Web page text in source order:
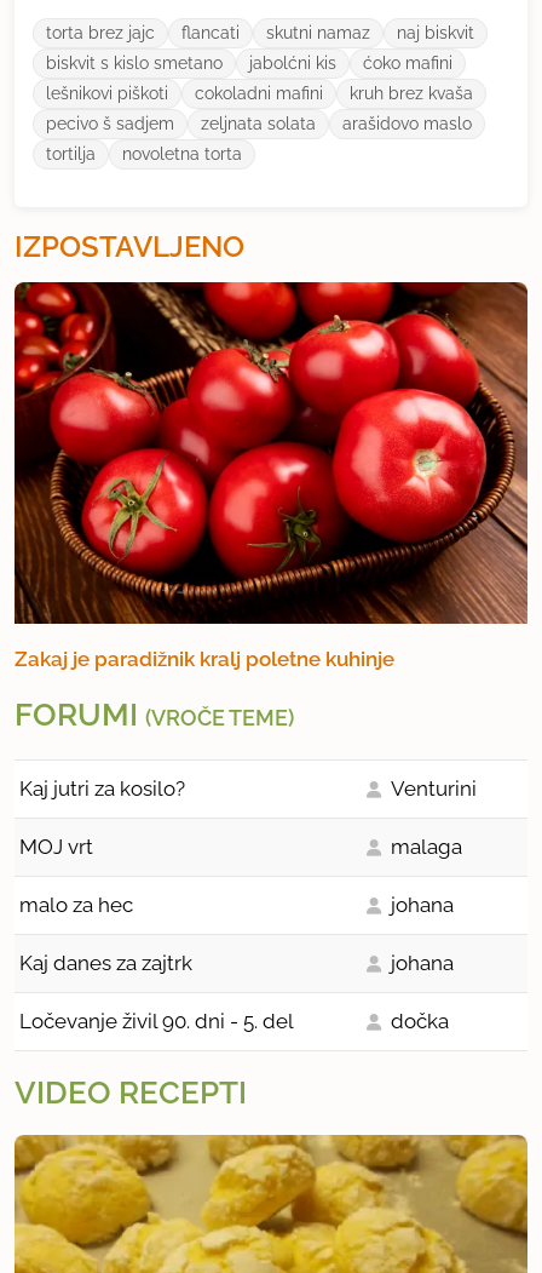
torta brez jajc flancati skutni namaz
naj biskvit
biskvit s kislo smetano
jabolćni kis
ćoko mafini
lešnikovi piškoti
cokoladni mafini
kruh brez kvaša
pecivo š sadjem
zeljnata solata
arašidovo maslo
tortilja
novoletna torta
IZPOSTAVLJENO
Zakaj je paradižnik kralj poletne kuhinje
FORUMI (VROČE TEME)
Kaj jutri za kosilo? Venturini
MOJ vrt malaga
malo za hec johana
Kaj danes za zajtrk johana
Ločevanje živil 90. dni - 5. del dočka
VIDEO RECEPTI